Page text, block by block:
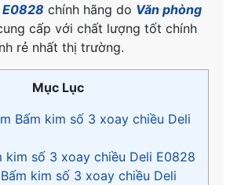
E0828 chính hãng do Văn phòng
cấp với chất lượng tốt chính
rẻ nhất thị trường.
Mục Lục
Bấm kim số 3 xoay chiều Deli
kim số 3 xoay chiều Deli E0828
kim số 3 xoay chiều Deli